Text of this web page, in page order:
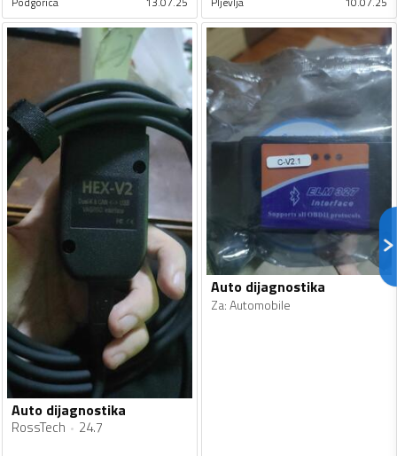
Auto dijagnostika
RossTech 24.7
Auto dijagnostika
Za:Automobile